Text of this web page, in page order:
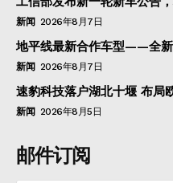
新闻 2026年8月7日
地平线最新合作车型——全新
新闻 2026年8月7日
速豹科技落户湖北十堰 布局
新闻 2026年8月5日
邮件订阅